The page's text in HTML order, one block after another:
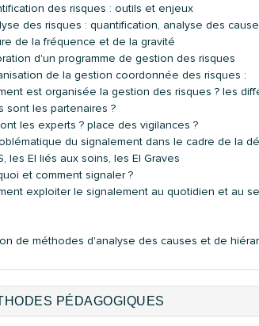
des risques : outils et enjeux
des risques : quantification, analyse des
de la fréquence et de la gravité
d'un programme de gestion des risques
de la gestion coordonnée des risques :
est organisée la gestion des risques ? les
sont les partenaires ?
les experts ? place des vigilances ?
du signalement dans le cadre de la
les EI liés aux soins, les EI Graves
et comment signaler ?
exploiter le signalement au quotidien et au
de méthodes d'analyse des causes et de
PÉDAGOGIQUES